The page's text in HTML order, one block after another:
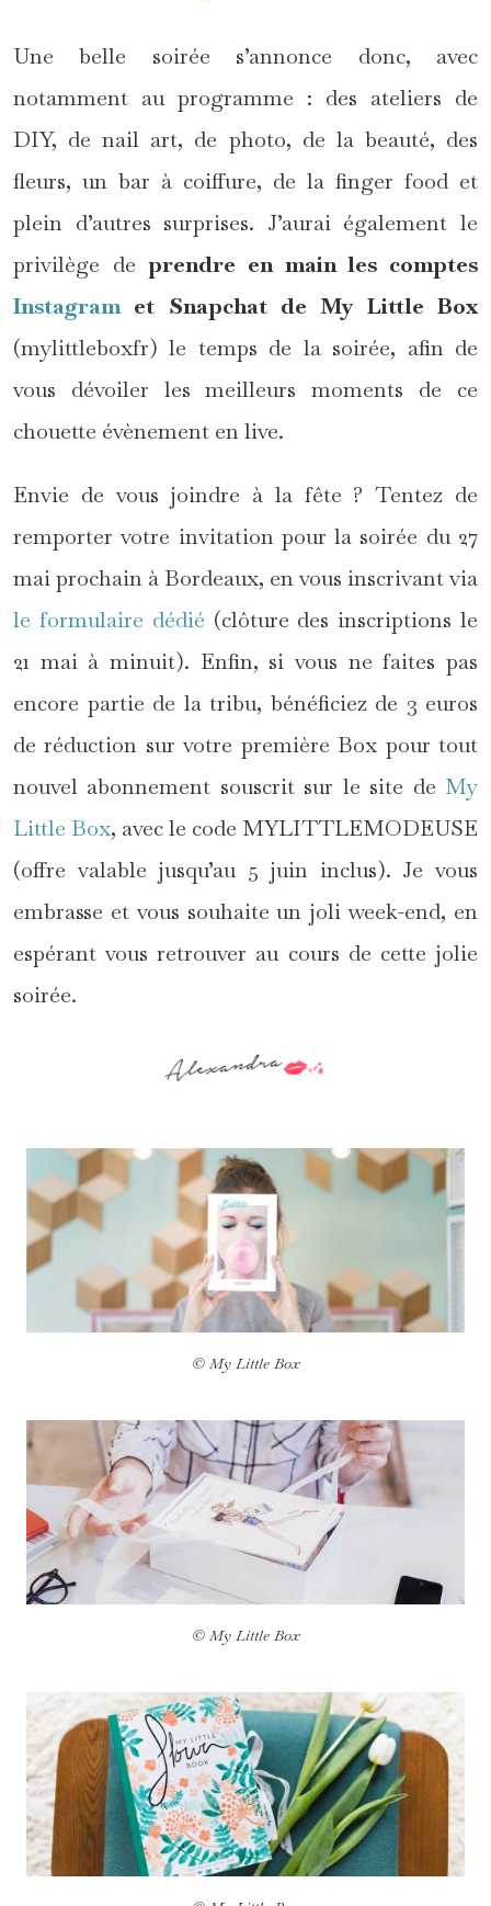
Une belle soirée s’annonce donc, avec
notamment au programme : des ateliers de
DIY, de nail art, de photo, de la beauté, des
fleurs, un bar à coiffure, de la finger food et
plein d’autres surprises. J’aurai également le
privilège deprendre en main les comptes
Instagramet Snapchat de My Little Box
(mylittleboxfr) le temps de la soirée, afin de
vous dévoiler les meilleurs moments de ce
chouette évènement en live.
Envie de vous joindre à la fête ? Tentez de
remporter votre invitation pour la soirée du 27
mai prochain à Bordeaux, en vous inscrivant via
le formulaire dédié (clôture des inscriptions le
21 mai à minuit). Enfin, si vous ne faites pas
encore partie de la tribu, bénéficiez de 3 euros
de réduction sur votre première Box pour tout
nouvel abonnement souscrit sur le site de My
Little Box, avec le code MYLITTLEMODEUSE
(offre valable jusqu’au 5 juin inclus). Je vous
embrasse et vous souhaite un joli week-end, en
espérant vous retrouver au cours de cette jolie
soirée.
© My Little Box
© My Little Box